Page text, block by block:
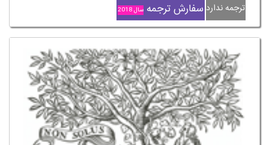
ترجمه ندارد سفارش ترجمه سال 2018